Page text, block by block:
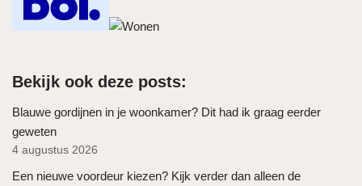
Bekijk ook deze posts:
Blauwe gordijnen in je woonkamer? Dit had ik graag eerder
geweten
4 augustus 2026
Een nieuwe voordeur kiezen? Kijk verder dan alleen de